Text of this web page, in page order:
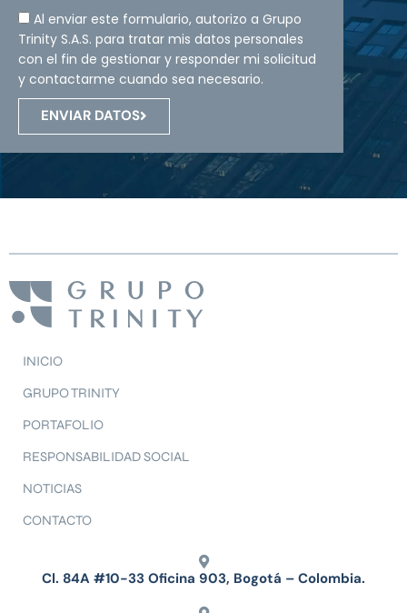
Al enviar este formulario, autorizo a Grupo
Trinity S.A.S. para tratar mis datos personales
con el fin de gestionar y responder mi solicitud
y contactarme cuando sea necesario.
ENVIAR DATOS
INICIO
GRUPO TRINITY
PORTAFOLIO
RESPONSABILIDAD SOCIAL
NOTICIAS
CONTACTO
Cl. 84A #10-33 Oficina 903, Bogotá – Colombia.